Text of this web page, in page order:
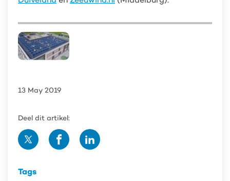
13 May 2019
Deel dit artikel:
Deel
op
Deel
op
Deel
op
Tags